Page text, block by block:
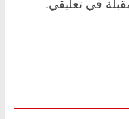
في تعليقي.